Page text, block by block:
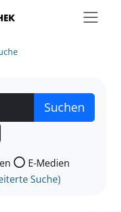
der Sie suchen wollen.
E-Medien
Suche)